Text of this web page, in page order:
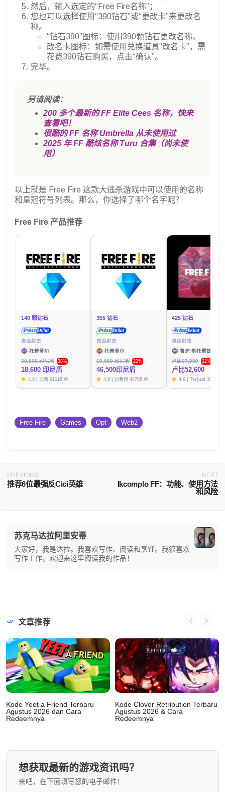
然后，输入选定的“Free Fire名称”；
您也可以选择使用“390钻石”或“更改卡”来更改名
称。
“钻石390”图标：使用390颗钻石更改名称。
改名卡图标：如需使用兑换道具“改名卡”，需
花费390钻石购买，点击“确认”。
完毕。
另请阅读：
200 多个最新的 FF Elite Cees 名称，快来
查看吧！
很酷的 FF 名称 Umbrella 从未使用过
2025 年 FF 酷炫名称 Turu 合集（尚未使
用）
以上就是 Free Fire 这款大逃杀游戏中可以使用的名称
和皇冠符号列表。那么，你选择了哪个名字呢？
Free Fire 产品推荐
140 颗钻石
自由射击
托普莫尔
30,000 印尼盾
38%
18,600 印尼盾
4.8 | 已售 61115 件
355 钻石
自由射击
托普莫尔
60,000 印尼盾
22%
46,500印尼盾
4.8 | 已售出 44705 件
425 钻石
自由射击
鲁迪·斯托雷兹
卢比67,999
22%
卢比52,600
4.6 | Terjual 39787
Free Fire Games Opt Web2
PREVIOUS
推荐6位最强反Cici英雄
NEXT
Ikcomplo FF：功能、使用方法
和风险
苏克马达拉阿里安蒂
大家好，我是达拉。我喜欢写作、阅读和烹饪。我很喜欢
写作工作，欢迎来这里阅读我的作品！
文章推荐
Kode Yeet a Friend Terbaru
Agustus 2026 dan Cara
Redeemnya
Kode Clover Retribution Terbaru
Agustus 2026 & Cara
Redeemnya
想获取最新的游戏资讯吗？
来吧，在下面填写您的电子邮件！